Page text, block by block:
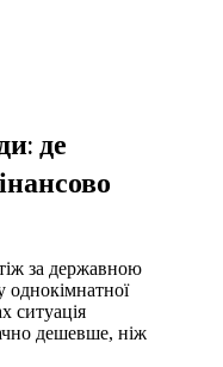
де
за державною
ситуація
дешевше, ніж